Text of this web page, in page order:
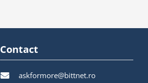
Contact
askformore@bittnet.ro